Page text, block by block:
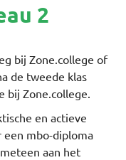
2
bij Zone.college of
de tweede klas
bij Zone.college.
en actieve
mbo-diploma
aan het